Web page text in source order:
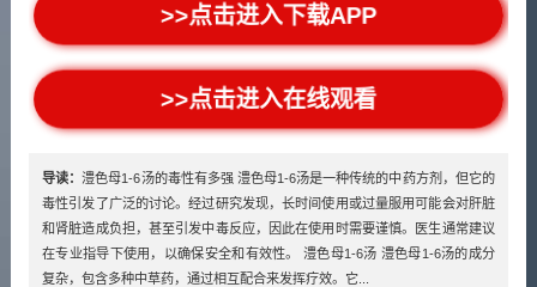
>>点击进入下载APP
>>点击进入在线观看
导读：澧色母1-6汤的毒性有多强 澧色母1-6汤是一种传统的中药方剂，但它的
毒性引发了广泛的讨论。经过研究发现，长时间使用或过量服用可能会对肝脏
和肾脏造成负担，甚至引发中毒反应，因此在使用时需要谨慎。医生通常建议
在专业指导下使用，以确保安全和有效性。 澧色母1-6汤 澧色母1-6汤的成分
复杂，包含多种中草药，通过相互配合来发挥疗效。它...